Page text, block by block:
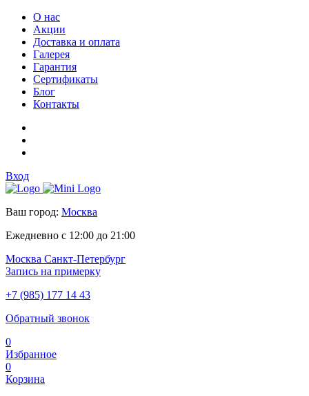
О нас
Акции
Доставка и оплата
Галерея
Гарантия
Сертификаты
Блог
Контакты
Вход
Ваш город: Москва
Ежедневно с 12:00 до 21:00
Москва Санкт-Петербург
Запись на примерку
+7 (985) 177 14 43
Обратный звонок
0
Избранное
0
Корзина